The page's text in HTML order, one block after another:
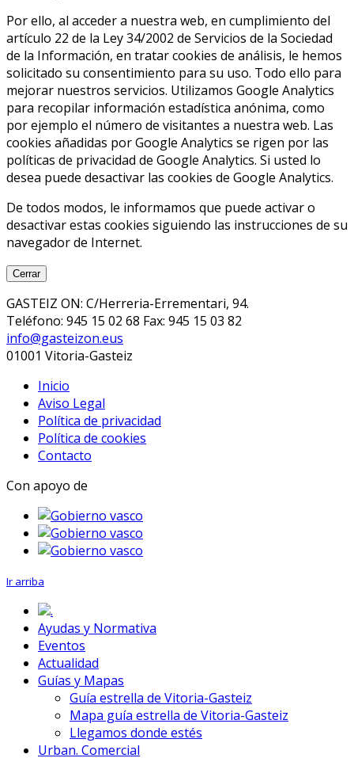
Por ello, al acceder a nuestra web, en cumplimiento del
artículo 22 de la Ley 34/2002 de Servicios de la Sociedad
de la Información, en tratar cookies de análisis, le hemos
solicitado su consentimiento para su uso. Todo ello para
mejorar nuestros servicios. Utilizamos Google Analytics
para recopilar información estadística anónima, como
por ejemplo el número de visitantes a nuestra web. Las
cookies añadidas por Google Analytics se rigen por las
políticas de privacidad de Google Analytics. Si usted lo
desea puede desactivar las cookies de Google Analytics.
De todos modos, le informamos que puede activar o
desactivar estas cookies siguiendo las instrucciones de su
navegador de Internet.
Cerrar
GASTEIZ ON: C/Herreria-Errementari, 94.
Teléfono: 945 15 02 68 Fax: 945 15 03 82
info@gasteizon.eus
01001 Vitoria-Gasteiz
Inicio
Aviso Legal
Política de privacidad
Política de cookies
Contacto
Con apoyo de
Ir arriba
.
Ayudas y Normativa
Eventos
Actualidad
Guías y Mapas
Guía estrella de Vitoria-Gasteiz
Mapa guía estrella de Vitoria-Gasteiz
Llegamos donde estés
Urban. Comercial